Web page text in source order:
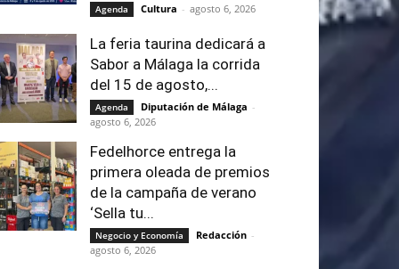
Agenda Cultura - agosto 6, 2026
La feria taurina dedicará a
Sabor a Málaga la corrida
del 15 de agosto,...
Agenda Diputación de Málaga -
agosto 6, 2026
Fedelhorce entrega la
primera oleada de premios
de la campaña de verano
‘Sella tu...
Negocio y Economía Redacción -
agosto 6, 2026